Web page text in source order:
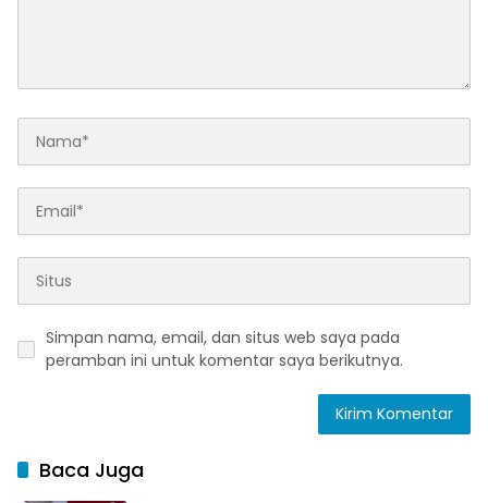
Simpan nama, email, dan situs web saya pada
peramban ini untuk komentar saya berikutnya.
Baca Juga